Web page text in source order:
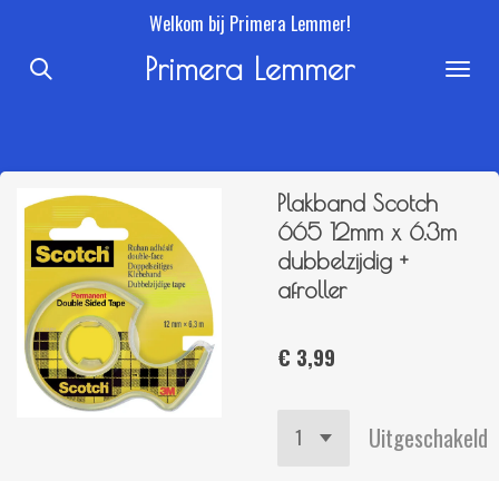
direct
naar
Primera Lemmer
Welkom bij Primera Lemmer!
Plakband Scotch
665 12mm x 6.3m
dubbelzijdig +
afroller
€ 3,99
Uitgeschakeld